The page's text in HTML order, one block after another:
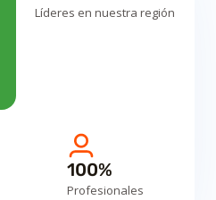
Líderes en nuestra región
100%
Profesionales